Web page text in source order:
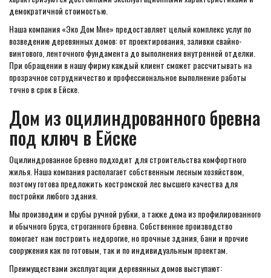
демократичной стоимостью.
Наша компания «Эко Дом Мне» предоставляет целый комплекс услуг по
возведению деревянных домов: от проектирования, заливки свайно-
винтового, ленточного фундамента до выполнения внутренней отделки.
При обращении в нашу фирму каждый клиент сможет рассчитывать на
прозрачное сотрудничество и профессиональное выполнение работы
точно в срок в Ейске.
Дом из оцилиндрованного бревна
под ключ в Ейске
Оцилиндрованное бревно подходит для строительства комфортного
жилья. Наша компания располагает собственным лесным хозяйством,
поэтому готова предложить костромской лес высшего качества для
постройки любого здания.
Мы производим и срубы ручной рубки, а также дома из профилированного
и обычного бруса, строганного бревна. Собственное производство
помогает нам построить недорогие, но прочные здания, бани и прочие
сооружения как по готовым, так и по индивидуальным проектам.
Преимуществами эксплуатации деревянных домов выступают: